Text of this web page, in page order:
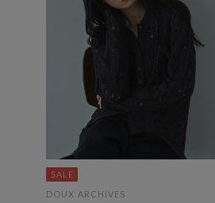
DOUX ARCHIVES